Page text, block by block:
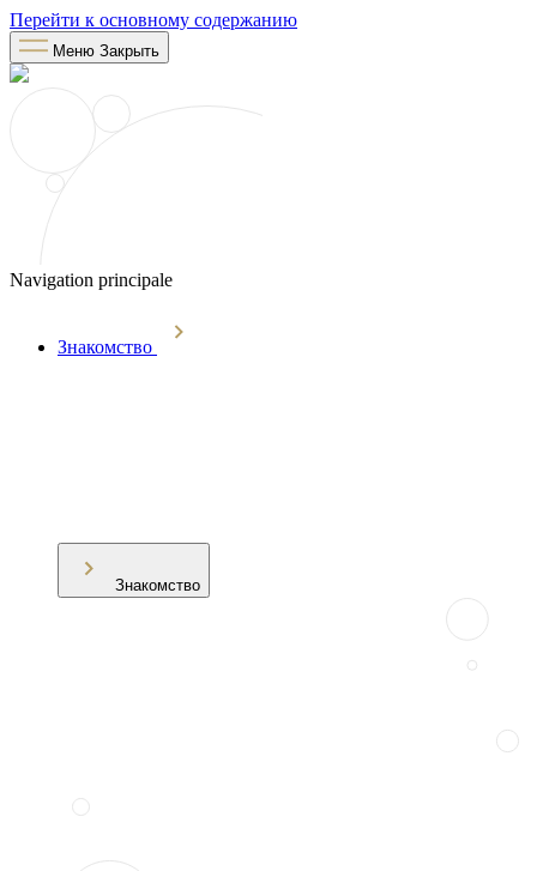
Перейти к основному содержанию
Меню Закрыть
Navigation principale
Знакомство
Знакомство